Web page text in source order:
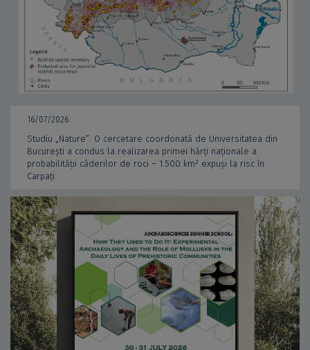
16/07/2026
Studiu „Nature”: O cercetare coordonată de Universitatea din
București a condus la realizarea primei hărți naționale a
probabilității căderilor de roci – 1.500 km² expuși la risc în
Carpați